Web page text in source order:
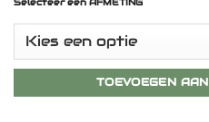
TOEVOEGEN